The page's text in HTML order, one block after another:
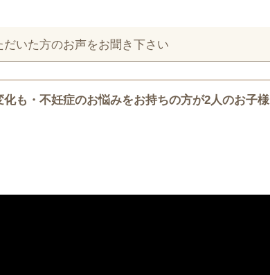
いた方のお声をお聞き下さい
も・不妊症のお悩みをお持ちの方が2人のお子様